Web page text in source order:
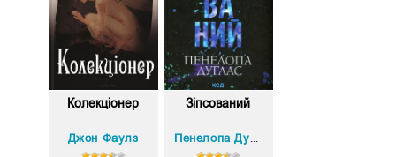
Колекціонер
Джон Фаулз
Зіпсований
Пенелопа Дуглас